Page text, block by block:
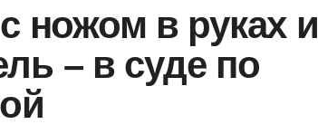
в руках и
– в суде по